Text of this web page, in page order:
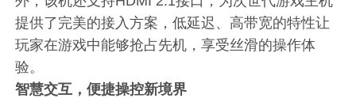
提供了完美的接入方案，低延迟、高带宽的特性让
玩家在游戏中能够抢占先机，享受丝滑的操作体
验。
智慧交互，便捷操控新境界